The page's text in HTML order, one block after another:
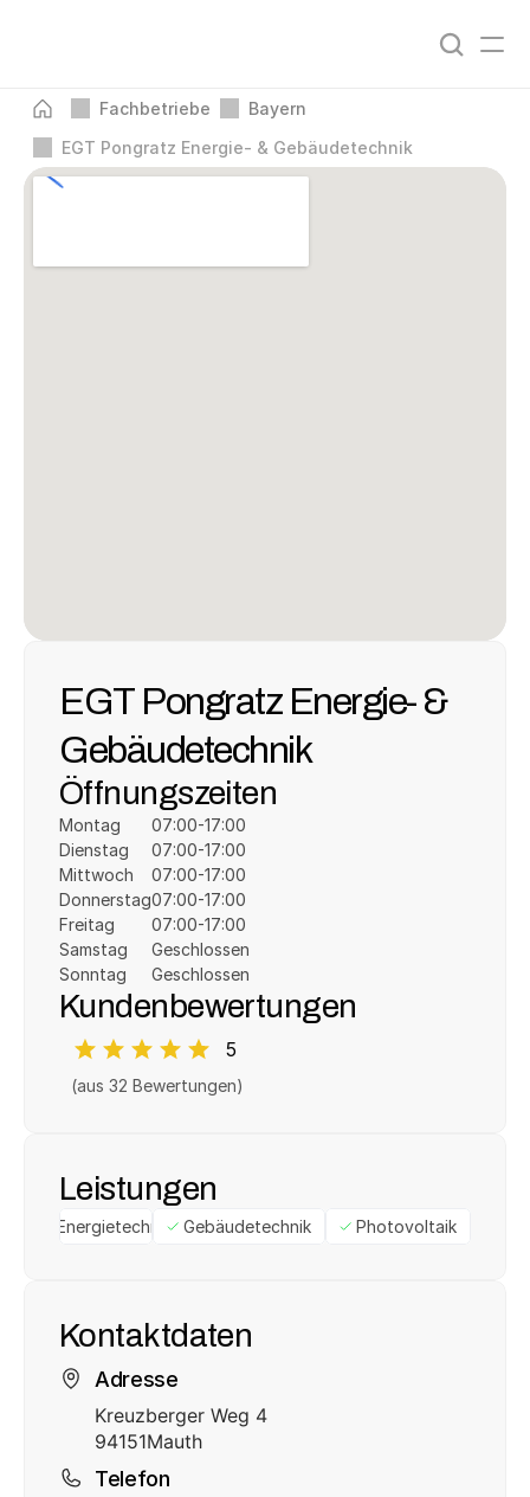
Fachbetriebe
Bayern
EGT Pongratz Energie- & Gebäudetechnik
EGT Pongratz Energie- &
Gebäudetechnik
Öffnungszeiten
Montag
Dienstag
Mittwoch
Donnerstag
Freitag
Samstag
Sonntag
07:00-17:00
07:00-17:00
07:00-17:00
07:00-17:00
07:00-17:00
Geschlossen
Geschlossen
Kundenbewertungen
5
(aus 32 Bewertungen)
Leistungen
Energietechnik Gebäudetechnik Photovoltaik
Kontaktdaten
Adresse
Kreuzberger Weg 4
94151Mauth
Telefon